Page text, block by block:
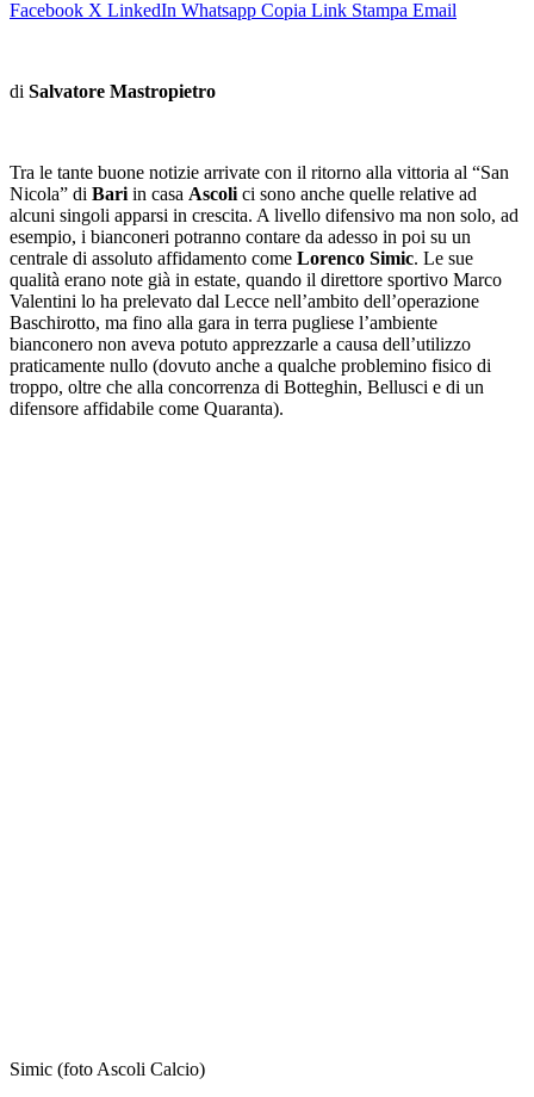
Facebook X LinkedIn Whatsapp Copia Link Stampa Email
di Salvatore Mastropietro
Tra le tante buone notizie arrivate con il ritorno alla vittoria al “San
Nicola” di Bari in casa Ascoli ci sono anche quelle relative ad
alcuni singoli apparsi in crescita. A livello difensivo ma non solo, ad
esempio, i bianconeri potranno contare da adesso in poi su un
centrale di assoluto affidamento come Lorenco Simic. Le sue
qualità erano note già in estate, quando il direttore sportivo Marco
Valentini lo ha prelevato dal Lecce nell’ambito dell’operazione
Baschirotto, ma fino alla gara in terra pugliese l’ambiente
bianconero non aveva potuto apprezzarle a causa dell’utilizzo
praticamente nullo (dovuto anche a qualche problemino fisico di
troppo, oltre che alla concorrenza di Botteghin, Bellusci e di un
difensore affidabile come Quaranta).
Simic (foto Ascoli Calcio)